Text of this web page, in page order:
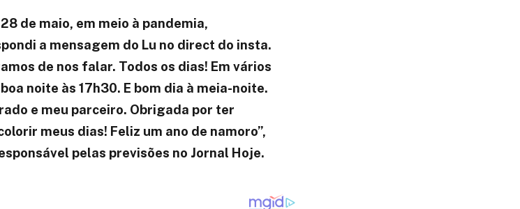
de maio, em meio à pandemia,
a mensagem do Lu no direct do insta.
de nos falar. Todos os dias! Em vários
noite às 17h30. E bom dia à meia-noite.
e meu parceiro. Obrigada por ter
meus dias! Feliz um ano de namoro”,
pelas previsões no Jornal Hoje.